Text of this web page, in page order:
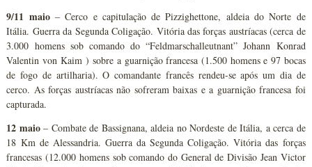
9/11 maio– Cerco e capitulação de Pizzighettone, aldeia do Norte de
Itália. Guerra da Segunda Coligação. Vitória das forças austríacas (cerca de
3.000 homens sob comando do “Feldmarschalleutnant” Johann Konrad
Valentin von Kaim ) sobre a guarnição francesa (1.500 homens e 97 bocas
de fogo de artilharia). O comandante francês rendeu-se após um dia de
cerco. As forças austríacas não sofreram baixas e a guarnição francesa foi
capturada.
12 maio– Combate de Bassignana, aldeia no Nordeste de Itália, a cerca de
18 Km de Alessandria. Guerra da Segunda Coligação. Vitória das forças
francesas (12.000 homens sob comando do General de Divisão Jean Victor